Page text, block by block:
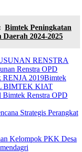
Bimtek Peningkatan
2024-2025
RENSTRA
Renstra OPD
RENJA 2019Bimtek
BIMTEK KIAT
Bimtek Renstra OPD
Strategis Perangkat
Kelompok PKK Desa